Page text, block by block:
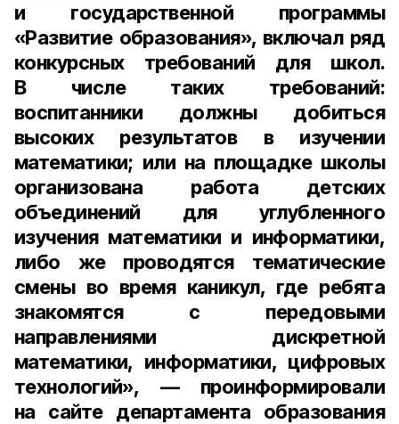
и государственной программы
«Развитие образования», включал ряд
конкурсных требований для школ.
В числе таких требований:
воспитанники должны добиться
высоких результатов в изучении
математики; или на площадке школы
организована работа детских
объединений для углубленного
изучения математики и информатики,
либо же проводятся тематические
смены во время каникул, где ребята
знакомятся с передовыми
направлениями дискретной
математики, информатики, цифровых
технологий», — проинформировали
на сайте департамента образования